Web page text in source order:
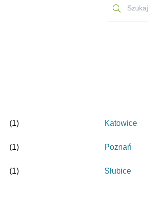
(1)
(1)
(1)
Katowice
Poznań
Słubice